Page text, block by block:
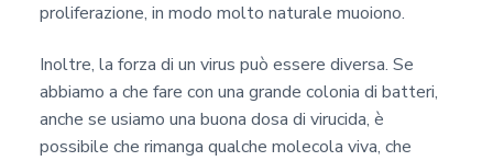
proliferazione, in modo molto naturale muoiono.
Inoltre, la forza di un virus può essere diversa. Se
abbiamo a che fare con una grande colonia di batteri,
anche se usiamo una buona dosa di virucida, è
possibile che rimanga qualche molecola viva, che